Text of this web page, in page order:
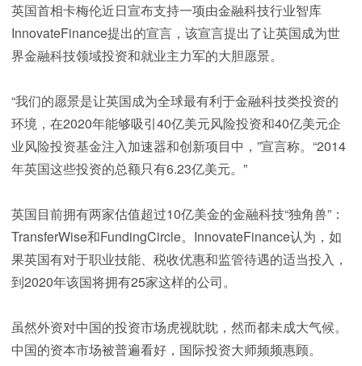
英国首相卡梅伦近日宣布支持一项由金融科技行业智库
InnovateFinance提出的宣言，该宣言提出了让英国成为世
界金融科技领域投资和就业主力军的大胆愿景。
“我们的愿景是让英国成为全球最有利于金融科技类投资的
环境，在2020年能够吸引40亿美元风险投资和40亿美元企
业风险投资基金注入加速器和创新项目中，”宣言称。“2014
年英国这些投资的总额只有6.23亿美元。”
英国目前拥有两家估值超过10亿美金的金融科技“独角兽”：
TransferWise和FundingCircle。InnovateFinance认为，如
果英国有对于职业技能、税收优惠和监管待遇的适当投入，
到2020年该国将拥有25家这样的公司。
虽然外资对中国的投资市场虎视眈眈，然而都未成大气候。
中国的资本市场被普遍看好，国际投资大师频频惠顾。